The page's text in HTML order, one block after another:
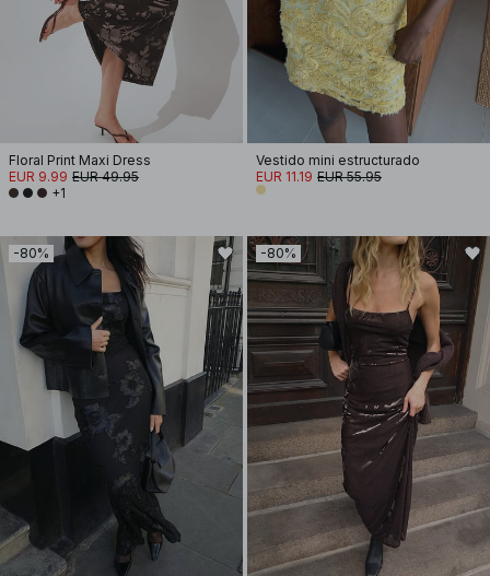
Floral Print Maxi Dress
EUR 9.99 EUR 49.95
+1
Vestido mini estructurado
EUR 11.19 EUR 55.95
-80% -80%